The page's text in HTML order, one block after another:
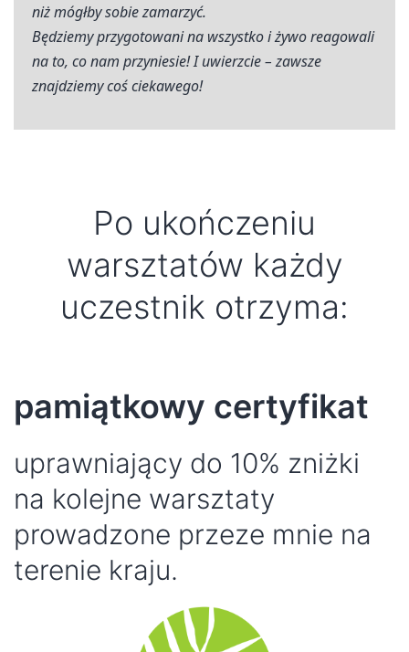
niż mógłby sobie zamarzyć.
Będziemy przygotowani na wszystko i żywo reagowali
na to, co nam przyniesie! I uwierzcie – zawsze
znajdziemy coś ciekawego!
Po ukończeniu
warsztatów każdy
uczestnik otrzyma:
pamiątkowy certyfikat
uprawniający do 10% zniżki
na kolejne warsztaty
prowadzone przeze mnie na
terenie kraju.